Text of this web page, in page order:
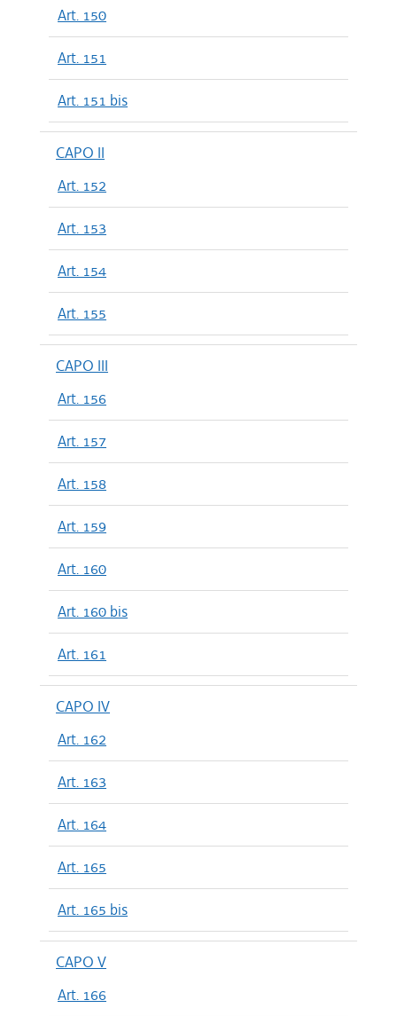
Art. 150
Art. 151
Art. 151 bis
CAPO II
Art. 152
Art. 153
Art. 154
Art. 155
CAPO III
Art. 156
Art. 157
Art. 158
Art. 159
Art. 160
Art. 160 bis
Art. 161
CAPO IV
Art. 162
Art. 163
Art. 164
Art. 165
Art. 165 bis
CAPO V
Art. 166